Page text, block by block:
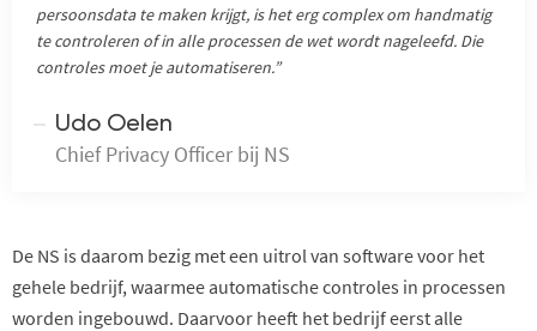
persoonsdata te maken krijgt, is het erg complex om handmatig
te controleren of in alle processen de wet wordt nageleefd. Die
controles moet je automatiseren.”
Udo Oelen
Chief Privacy Officer bij NS
De NS is daarom bezig met een uitrol van software voor het
gehele bedrijf, waarmee automatische controles in processen
worden ingebouwd. Daarvoor heeft het bedrijf eerst alle